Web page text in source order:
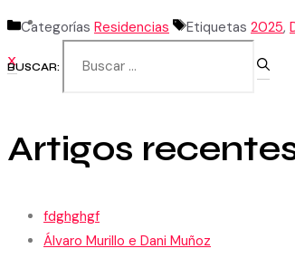
CONTACTO
X
Categorías Residencias Etiquetas 2025,
BUSCAR:
Artigos
fdghghgf
Álvaro Murillo e Dani Muñoz